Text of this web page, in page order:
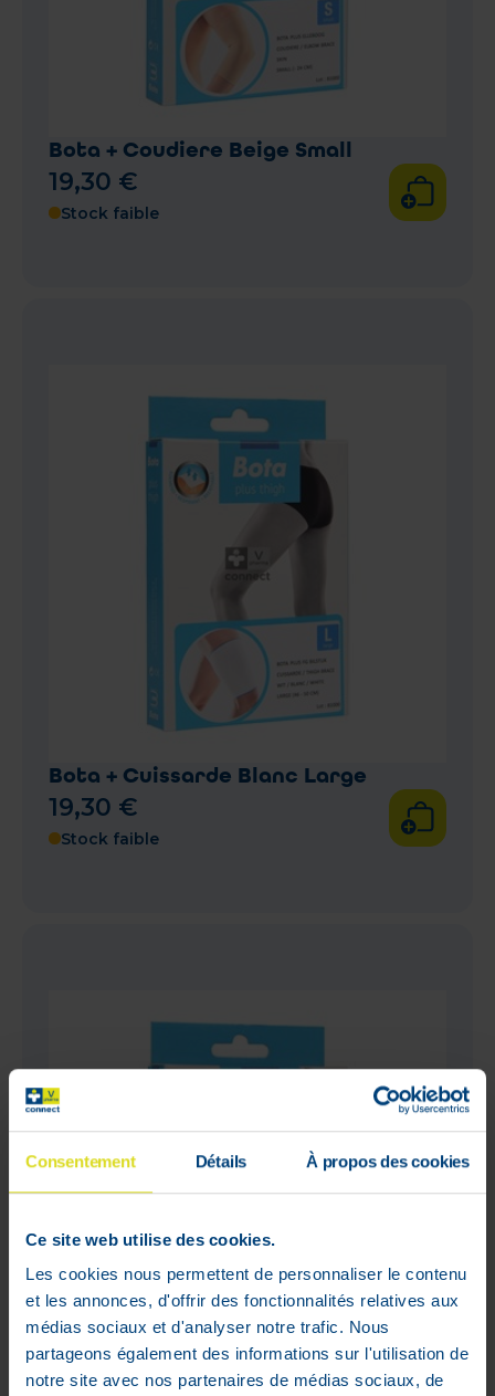
Consentement Détails À propos des cookies
Ce site web utilise des cookies.
Les cookies nous permettent de personnaliser le contenu
et les annonces, d'offrir des fonctionnalités relatives aux
médias sociaux et d'analyser notre trafic. Nous
partageons également des informations sur l'utilisation de
notre site avec nos partenaires de médias sociaux, de
Bota + Coudiere Beige Small
19,30 €
Stock faible
Bota + Cuissarde Blanc Large
19,30 €
Stock faible